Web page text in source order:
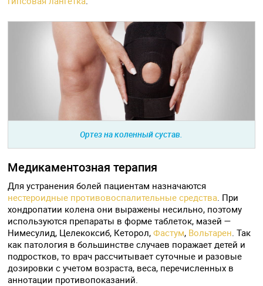
Ортез на коленный сустав.
Медикаментозная терапия
Для устранения болей пациентам назначаются
нестероидные противовоспалительные средства . При
хондропатии колена они выражены несильно, поэтому
используются препараты в форме таблеток, мазей —
Нимесулид, Целекоксиб, Кеторол,Фастум, Вольтарен . Так
как патология в большинстве случаев поражает детей и
подростков, то врач рассчитывает суточные и разовые
дозировки с учетом возраста, веса, перечисленных в
аннотации противопоказаний.